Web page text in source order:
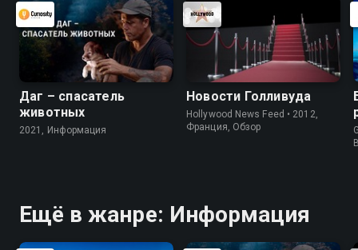
Даг – спасатель
животных
2021, Информация
Новости Голливуда
Hollywood News Feed • 2012,
Франция, Обзор
Ещё в жанре: Информация